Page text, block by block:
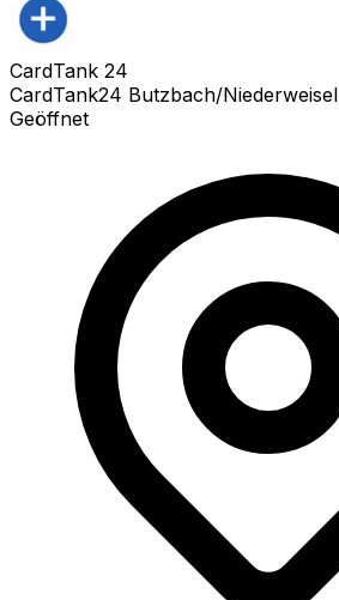
CardTank 24
CardTank24 Butzbach/Niederweisel
Geöffnet